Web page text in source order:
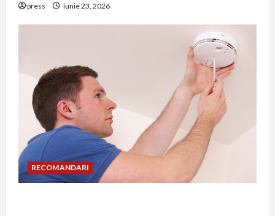
press iunie 23, 2026
RECOMANDARI